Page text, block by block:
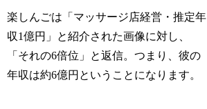
楽しんごは「マッサージ店経営・推定年
収1億円」と紹介された画像に対し、
「それの6倍位」と返信。つまり、彼の
年収は約6億円ということになります。